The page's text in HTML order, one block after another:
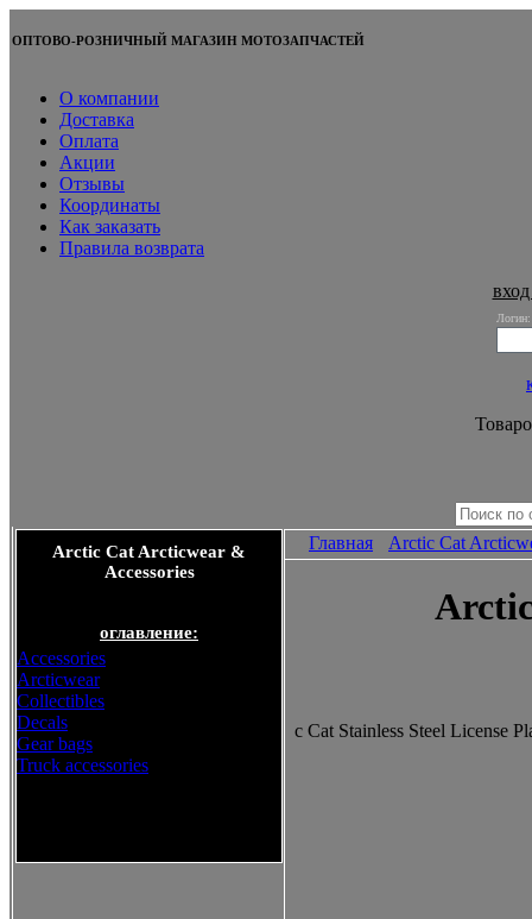
ОПТОВО-РОЗНИЧНЫЙ МАГАЗИН МОТОЗАПЧАСТЕЙ
О компании
Доставка
Оплата
Акции
Отзывы
Координаты
Как заказать
Правила возврата
Логин:
Arctic Cat Arcticwear &
Accessories
оглавление:
Accessories
Arcticwear
Collectibles
Decals
Gear bags
Truck accessories
Главная Arctic Cat
c Cat Stainless Steel License